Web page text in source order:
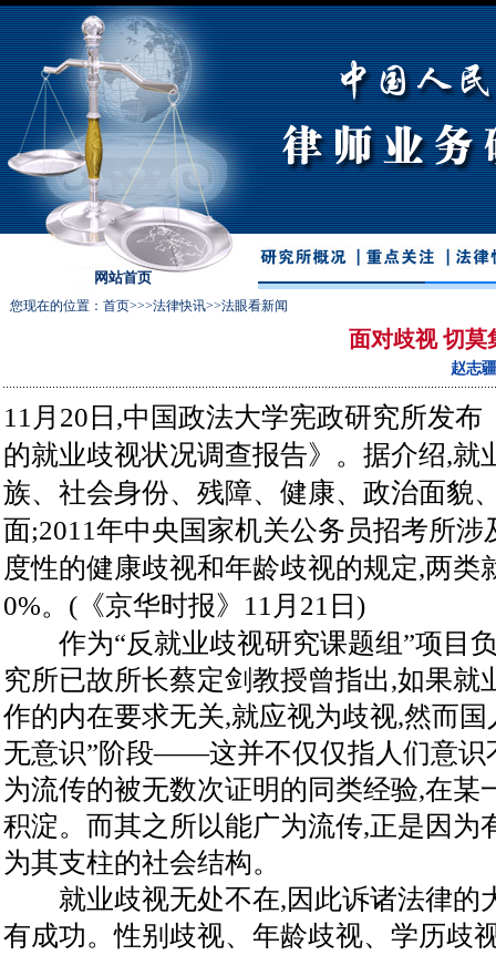
网站首页
您现在的位置： 首页>>>法律快讯>>法眼看新闻
面对歧视 切莫
赵志疆
11月20日,中国政法大学宪政研究所发
的就业歧视状况调查报告》。据介绍,就
族、社会身份、残障、健康、政治面貌
面;2011年中央国家机关公务员招考所涉
度性的健康歧视和年龄歧视的规定,两类
0%。(《京华时报》11月21日)
作为“反就业歧视研究课题组”项目
究所已故所长蔡定剑教授曾指出,如果就
作的内在要求无关,就应视为歧视,然而
无意识”阶段——这并不仅仅指人们意识
为流传的被无数次证明的同类经验,在某
积淀。而其之所以能广为流传,正是因为
为其支柱的社会结构。
就业歧视无处不在,因此诉诸法律的
有成功。性别歧视、年龄歧视、学历